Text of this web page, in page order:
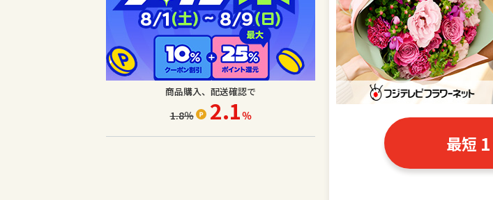
商品購入、配送確認で
1.8％ 2.1％
最短 1